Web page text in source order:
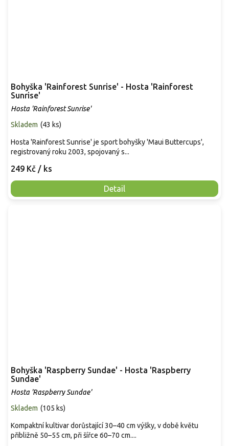
Bohyška 'Rainforest Sunrise' - Hosta 'Rainforest
Sunrise'
Hosta 'Rainforest Sunrise'
Skladem (43 ks)
249 Kč / ks
Detail
Hosta 'Rainforest Sunrise' je sport bohyšky 'Maui Buttercups',
registrovaný roku 2003, spojovaný s...
Bohyška 'Raspberry Sundae' - Hosta 'Raspberry
Sundae'
Hosta 'Raspberry Sundae'
Skladem (105 ks)
Kompaktní kultivar dorůstající 30–40 cm výšky, v době květu
přibližně 50–55 cm, při šířce 60–70 cm....